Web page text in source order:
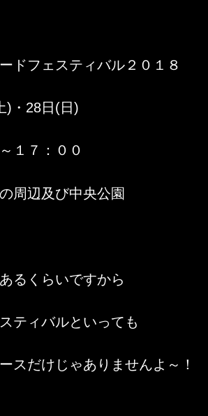
ドフェスティバル２０１８
)・28日(日)
１７：００
周辺及び中央公園
るくらいですから
ティバルといっても
スだけじゃありませんよ～！